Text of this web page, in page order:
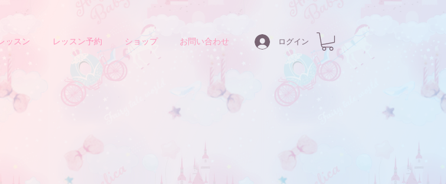
ッスン レッスン予約 ショップ お問い合わせ ログイン